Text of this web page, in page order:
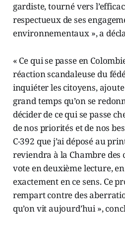
gardiste, tourné vers
respectueux de ses
environnementaux », a
« Ce qui se passe en
réaction scandaleuse du
inquiéter les citoyens,
grand temps qu’on se
décider de ce qui se passe
de nos priorités et de nos
C-392 que j’ai déposé au
reviendra à la Chambre des
vote en deuxième lecture,
exactement en ce sens. Ce
rempart contre des
qu’on vit aujourd’hui »,